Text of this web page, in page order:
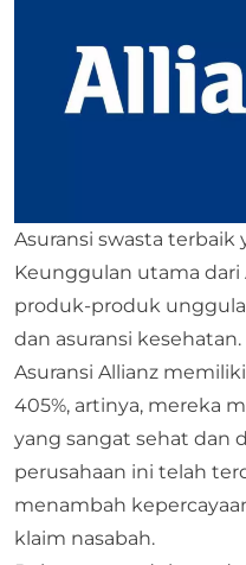
Asuransi swasta terbaik
Keunggulan utama dari
produk-produk
dan asuransi kesehatan.
Asuransi Allianz
405%, artinya, mereka
yang sangat sehat dan
perusahaan ini telah
menambah
klaim nasabah.